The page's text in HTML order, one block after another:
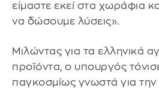
είμαστε εκεί στα χωράφια
να δώσουμε λύσεις».
Μιλώντας για τα ελληνικά
προϊόντα, ο υπουργός
παγκοσμίως γνωστά για